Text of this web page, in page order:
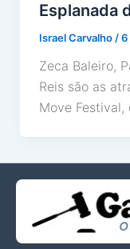
Esplanada
Israel Carvalho /6
Zeca Baleiro,
Reis são as
Move